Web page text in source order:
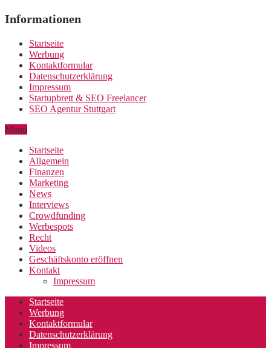
Informationen
Startseite
Werbung
Kontaktformular
Datenschutzerklärung
Impressum
Startupbrett & SEO Freelancer
SEO Agentur Stuttgart
Menu
Startseite
Allgemein
Finanzen
Marketing
News
Interviews
Crowdfunding
Werbespots
Recht
Videos
Geschäftskonto eröffnen
Kontakt
Impressum
Startseite
Werbung
Kontaktformular
Datenschutzerklärung
Impressum